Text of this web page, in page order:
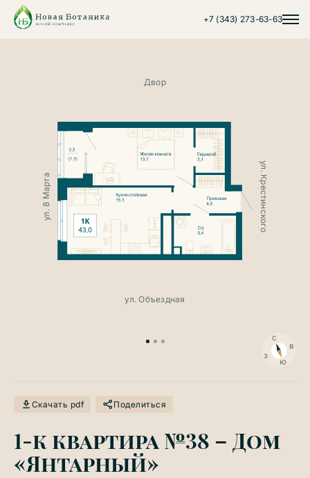
+7 (343) 273-63-63
з
с
в
ю
Двор
ул. Крестинского
ул. Объездная
ул. 8 Марта
Скачать pdf Поделиться
1-к квартира №38 – Дом
«Янтарный»